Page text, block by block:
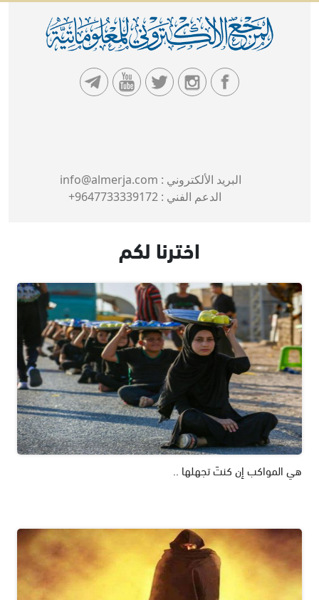
البريد الألكتروني : info@almerja.com
الدعم الفني : 9647733339172+
اخترنا لكم
هي المواكب إن كنتَ تجهلها ..